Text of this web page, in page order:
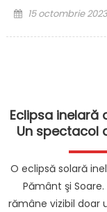
Posted
15 octombrie 2023
Eclipsa inelară
Un spectacol
O eclipsă solară
Pământ şi
rămâne vizibil doar